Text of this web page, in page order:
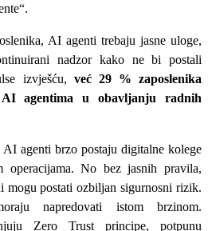
AI agenti trebaju jasne uloge,
nadzor kako ne bi postali
izvješću, već 29 % zaposlenika
AI agentima u obavljanju radnih
agenti brzo postaju digitalne kolege
operacijama. No bez jasnih pravila,
postati ozbiljan sigurnosni rizik.
napredovati istom brzinom.
Zero Trust principe, potpunu